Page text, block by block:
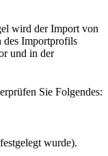
wird der Import von
des Importprofils
und in der
Sie Folgendes:
wurde).